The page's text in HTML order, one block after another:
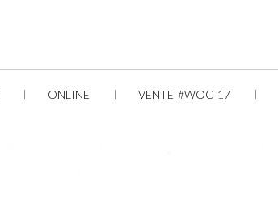
ONLINE VENTE #WOC 17